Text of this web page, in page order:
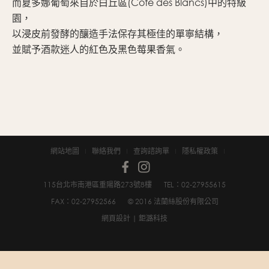
園，
以浸皮前發酵的釀造手法保存其極佳的單寧結構，
並賦予酒款迷人的紅色及黑色莓果香氣。
網站地圖 聯絡我們 查詢諮詢單 隱私權政策
115台北市南港區重陽路273號8樓
TEL：02-2795­5615
FAX：02-2795­2566
© 2016 法蘭絲股份有限公司
網頁設計 | 鉅潞科技